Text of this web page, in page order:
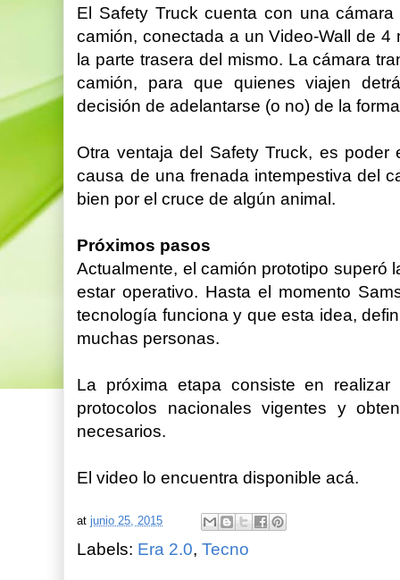
El Safety Truck cuenta con una
camión, conectada a un Video-Wall de
la parte trasera del mismo. La cámara
camión, para que quienes viajen
decisión de adelantarse (o no) de la
Otra ventaja del Safety Truck, es
causa de una frenada intempestiva del
bien por el cruce de algún animal.
Próximos pasos
Actualmente, el camión prototipo superó
estar operativo. Hasta el momento
tecnología funciona y que esta idea,
muchas personas.
La próxima etapa consiste en
protocolos nacionales vigentes y
necesarios.
El video lo encuentra disponible acá.
atjunio 25, 2015
Labels: Era 2.0,Tecno